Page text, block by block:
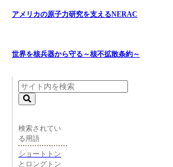
アメリカの原子力研究を支えるNERAC
世界を核兵器から守る～核不拡散条約～
検索されてい
る用語
ショートトン
とロングトン